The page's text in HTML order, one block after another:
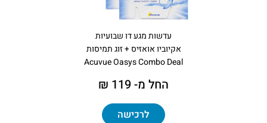
עדשות מגע דו שבועיות
אקיוביו אואזיס + זוג תמיסות
Acuvue Oasys Combo Deal
החל מ- 119 ₪
לרכישה